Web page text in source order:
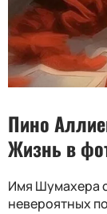
Пино
Жизнь в
Имя Шумахера
невероятных